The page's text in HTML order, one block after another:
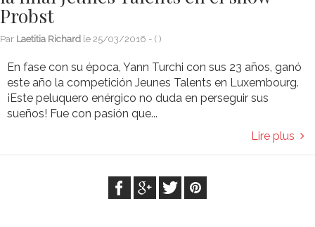
Probst
Par Laetitia Richard le 25/03/2016 - ( )
En fase con su época, Yann Turchi con sus 23 años, ganó
este año la competición Jeunes Talents en Luxembourg.
¡Este peluquero enérgico no duda en perseguir sus
sueños! Fue con pasión que...
Lire plus